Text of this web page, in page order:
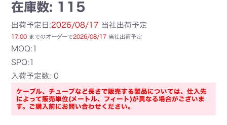
在庫数: 115
出荷予定日:2026/08/17 当社出荷予定
17:00 までのオーダーで2026/08/17 当社出荷予定
MOQ:1
SPQ:1
入荷予定数: 0
ケーブル、チューブなど長さで販売する製品については、仕入先
によって販売単位(メートル、フィート)が異なる場合がございま
す。ご購入前にお問い合わせください。